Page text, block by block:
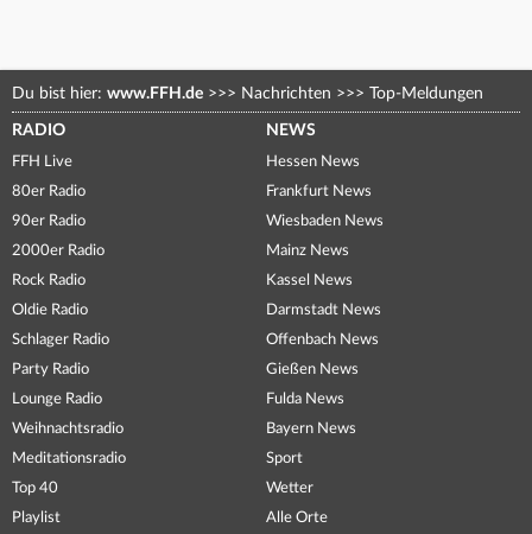
Du bist hier: www.FFH.de >>> Nachrichten >>> Top-Meldungen
RADIO
FFH Live
80er Radio
90er Radio
2000er Radio
Rock Radio
Oldie Radio
Schlager Radio
Party Radio
Lounge Radio
Weihnachtsradio
Meditationsradio
Top 40
Playlist
NEWS
Hessen News
Frankfurt News
Wiesbaden News
Mainz News
Kassel News
Darmstadt News
Offenbach News
Gießen News
Fulda News
Bayern News
Sport
Wetter
Alle Orte